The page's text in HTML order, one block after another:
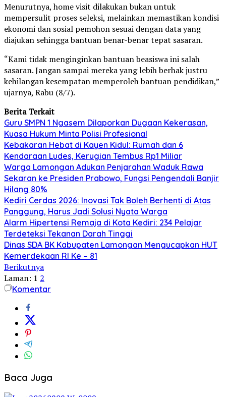
Menurutnya, home visit dilakukan bukan untuk
mempersulit proses seleksi, melainkan memastikan kondisi
ekonomi dan sosial pemohon sesuai dengan data yang
diajukan sehingga bantuan benar-benar tepat sasaran.
“Kami tidak menginginkan bantuan beasiswa ini salah
sasaran. Jangan sampai mereka yang lebih berhak justru
kehilangan kesempatan memperoleh bantuan pendidikan,”
ujarnya, Rabu (8/7).
Berita Terkait
Guru SMPN 1 Ngasem Dilaporkan Dugaan Kekerasan,
Kuasa Hukum Minta Polisi Profesional
Kebakaran Hebat di Kayen Kidul: Rumah dan 6
Kendaraan Ludes, Kerugian Tembus Rp1 Miliar
Warga Lamongan Adukan Penjarahan Waduk Rawa
Sekaran ke Presiden Prabowo, Fungsi Pengendali Banjir
Hilang 80%
Kediri Cerdas 2026: Inovasi Tak Boleh Berhenti di Atas
Panggung, Harus Jadi Solusi Nyata Warga
Alarm Hipertensi Remaja di Kota Kediri: 234 Pelajar
Terdeteksi Tekanan Darah Tinggi
Dinas SDA BK Kabupaten Lamongan Mengucapkan HUT
Kemerdekaan RI Ke – 81
Berikutnya
Laman: 1 2
Komentar
Baca Juga